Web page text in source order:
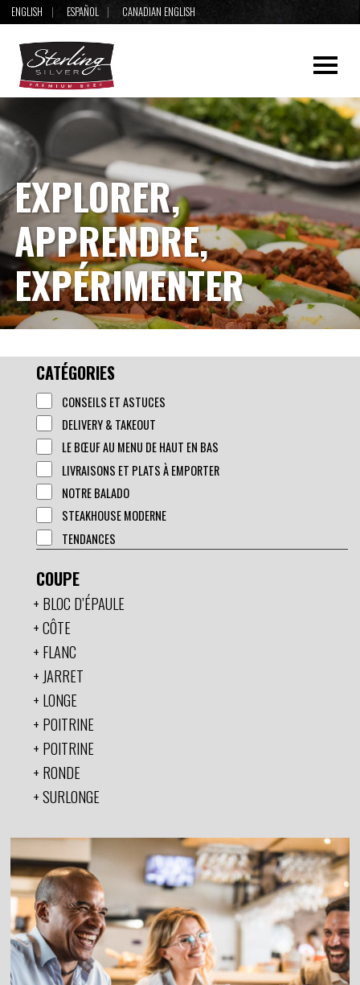
ENGLISH ESPAÑOL CANADIAN ENGLISH
EXPLORER,
APPRENDRE,
EXPÉRIMENTER
CATÉGORIES
CONSEILS ET ASTUCES
DELIVERY & TAKEOUT
LE BŒUF AU MENU DE HAUT EN BAS
LIVRAISONS ET PLATS À EMPORTER
NOTRE BALADO
STEAKHOUSE MODERNE
TENDANCES
COUPE
BLOC D’ÉPAULE
CÔTE
FLANC
JARRET
LONGE
POITRINE
POITRINE
RONDE
SURLONGE